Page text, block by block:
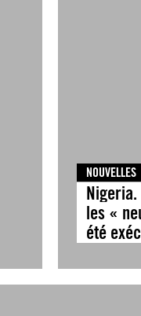
NOUVELLES
les «
été